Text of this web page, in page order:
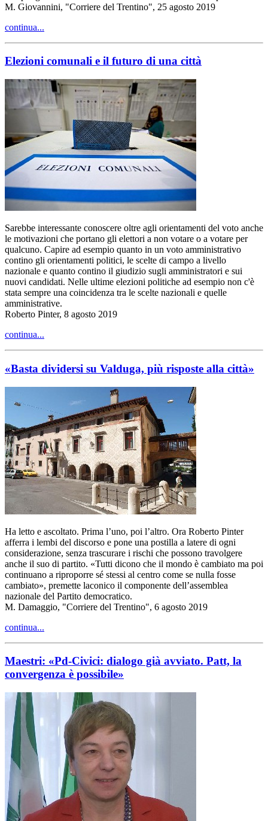
M. Giovannini, "Corriere del Trentino", 25 agosto 2019
continua...
Elezioni comunali e il futuro di una città
Sarebbe interessante conoscere oltre agli orientamenti del voto anche
le motivazioni che portano gli elettori a non votare o a votare per
qualcuno. Capire ad esempio quanto in un voto amministrativo
contino gli orientamenti politici, le scelte di campo a livello
nazionale e quanto contino il giudizio sugli amministratori e sui
nuovi candidati. Nelle ultime elezioni politiche ad esempio non c'è
stata sempre una coincidenza tra le scelte nazionali e quelle
amministrative.
Roberto Pinter, 8 agosto 2019
continua...
«Basta dividersi su Valduga, più risposte alla città»
Ha letto e ascoltato. Prima l’uno, poi l’altro. Ora Roberto Pinter
afferra i lembi del discorso e pone una postilla a latere di ogni
considerazione, senza trascurare i rischi che possono travolgere
anche il suo di partito. «Tutti dicono che il mondo è cambiato ma poi
continuano a riproporre sé stessi al centro come se nulla fosse
cambiato», premette laconico il componente dell’assemblea
nazionale del Partito democratico.
M. Damaggio, "Corriere del Trentino", 6 agosto 2019
continua...
Maestri: «Pd-Civici: dialogo già avviato. Patt, la
convergenza è possibile»